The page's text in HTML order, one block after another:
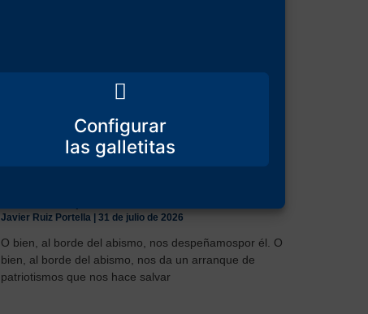
Configurar
Javier Ruiz Portella 31 de julio de 2026
O bien, al borde del abismo, nos despeñamospor él. O
bien, al borde del abismo, nos da un arranque de
patriotismos que nos hace salvar